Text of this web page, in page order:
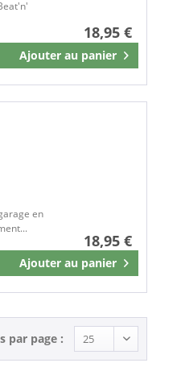
18,95 €
Ajouter au panier
Mémoriser
en
18,95 €
Ajouter au panier
Mémoriser
par page :